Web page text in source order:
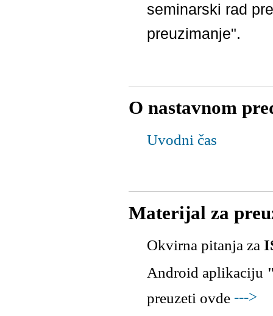
seminarski rad
preuzimanje".
O nastavnom
Uvodni čas
Materijal za
Okvirna pitanja za
Android aplikaciju
preuzeti ovde --->